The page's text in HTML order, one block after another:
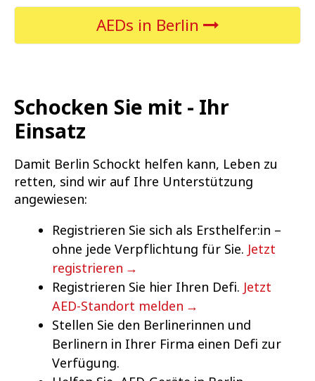
AEDs in Berlin
Schocken Sie mit - Ihr
Einsatz
Damit Berlin Schockt helfen kann, Leben zu
retten, sind wir auf Ihre Unterstützung
angewiesen:
Registrieren Sie sich als Ersthelfer:in –
ohne jede Verpflichtung für Sie. Jetzt
registrieren
Registrieren Sie hier Ihren Defi. Jetzt
AED-Standort melden
Stellen Sie den Berlinerinnen und
Berlinern in Ihrer Firma einen Defi zur
Verfügung.